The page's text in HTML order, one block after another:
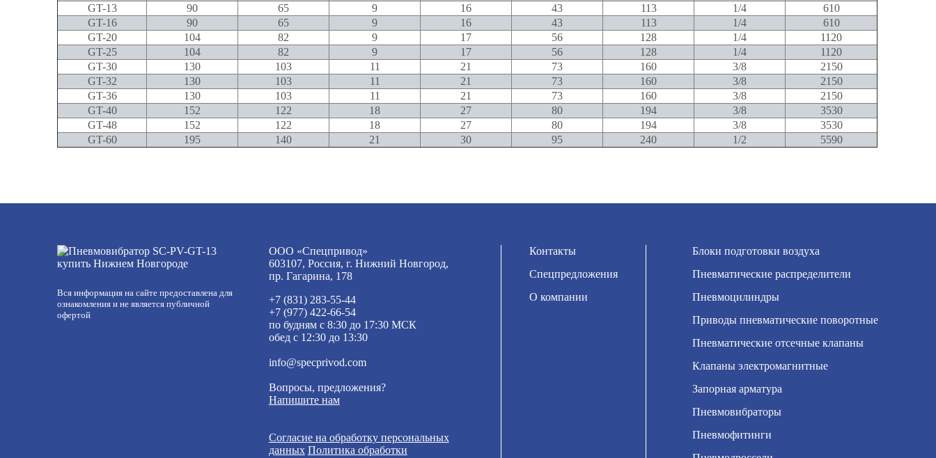
GT-13
90 65 9 16 43 113 1/4
610
GT-16
90 65 9 16 43 113 1/4
610
GT-20
104 82 9 17 56 128 1/4
1120
GT-25
104 82 9 17 56 128 1/4
1120
GT-30
130 103 11 21 73 160 3/8
2150
GT-32
130 103 11 21 73 160 3/8
2150
GT-36
130 103 11 21 73 160 3/8
2150
GT-40
152 122 18 27 80 194 3/8
3530
GT-48
152 122 18 27 80 194 3/8
3530
GT-60
195 140 21 30 95 240 1/2 5590
Вся информация на сайте предоставлена для
ознакомления и не является публичной
офертой
ООО «Спецпривод»
603107, Россия, г. Нижний Новгород,
пр. Гагарина, 178
+7 (831) 283-55-44
+7 (977) 422-66-54
по будням с 8:30 до 17:30 МСК
обед с 12:30 до 13:30
info@specprivod.com
Вопросы, предложения?
Напишите нам
Согласие на обработку персональных
данных Политика обработки
Контакты
Спецпредложения
О компании
Блоки подготовки воздуха
Пневматические распределители
Пневмоцилиндры
Приводы пневматические поворотные
Пневматические отсечные клапаны
Клапаны электромагнитные
Запорная арматура
Пневмовибраторы
Пневмофитинги